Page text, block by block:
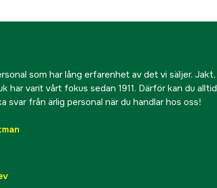
som har lång erfarenhet av det vi säljer. Jakt,
har varit vårt fokus sedan 1911. Därför kan du alltid
svar från ärlig personal när du handlar hos oss!